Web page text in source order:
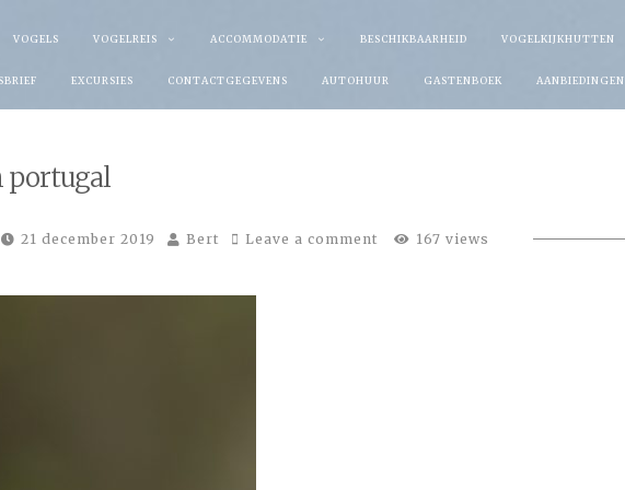
VOGELS VOGELREIS ACCOMMODATIE BESCHIKBAARHEID VOGELKIJKHUTTEN
EXCURSIES CONTACTGEGEVENS AUTOHUUR GASTENBOEK AANBIEDINGEN
portugal
21 december 2019 Bert Leave a comment 167 views